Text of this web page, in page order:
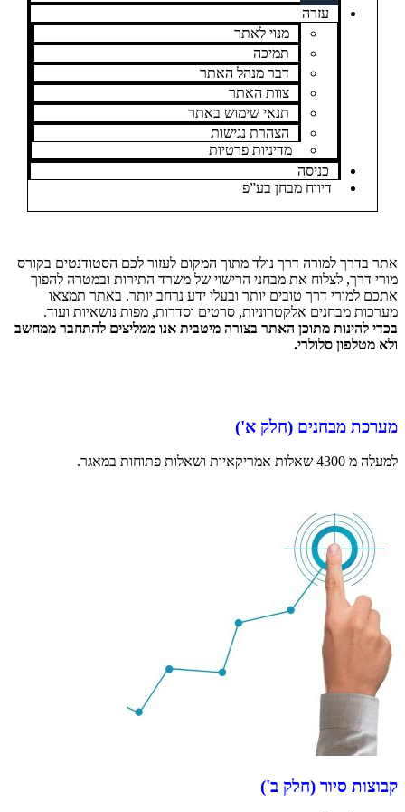
עזרה
מנוי לאתר
תמיכה
דבר מנהל האתר
צוות האתר
תנאי שימוש באתר
הצהרת נגישות
מדיניות פרטיות
כניסה
דיווח מבחן בע”פ
אתר בדרך למורה דרך נולד מתוך המקום לעזור לכם הסטודנטים בקורס
מורי דרך, לצלוח את מבחני הרישוי של משרד התירות ובמטרה להפוך
אתכם למורי דרך טובים יותר ובעלי ידע נרחב יותר. באתר תמצאו
מערכות מבחנים אלקטרוניות, סרטים וסדרות, מפות נושאיות ועוד.
בכדי להינות מתוכן האתר בצורה מיטבית אנו ממליצים להתחבר ממחשב
ולא מטלפון סלולרי.
מערכת מבחנים (חלק א')
למעלה מ 4300 שאלות אמריקאיות ושאלות פתוחות במאגר.
קבוצות סיור (חלק ב')